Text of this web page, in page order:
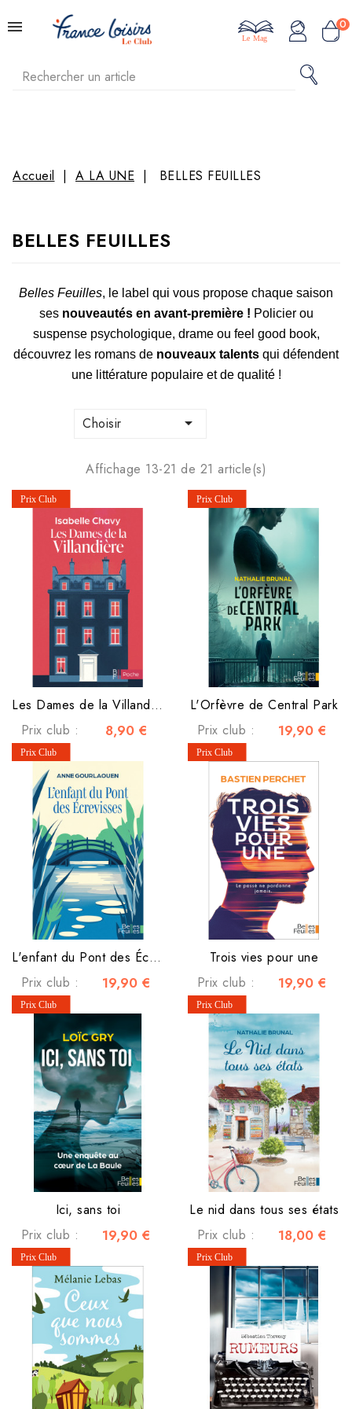
0
Le Mag
Accueil A LA UNE BELLES FEUILLES
BELLES FEUILLES
Belles Feuilles, le label qui vous propose chaque saison
ses nouveautés en avant-première ! Policier ou
suspense psychologique, drame ou feel good book,
découvrez les romans de nouveaux talents qui défendent
une littérature populaire et de qualité !
Choisir 
Affichage 13-21 de 21 article(s)
Les Dames de la Villandière
Prix club :
8,90 €
L'Orfèvre de Central Park
Prix club :
19,90 €
L'enfant du Pont des Écrevisses
Prix club :
19,90 €
Trois vies pour une
Prix club :
19,90 €
Ici, sans toi
Prix club :
19,90 €
Le nid dans tous ses états
Prix club :
18,00 €